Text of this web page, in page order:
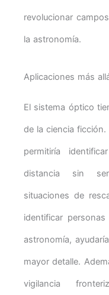
revolucionar
la astronomía.
Aplicaciones más
El sistema óptico
de la ciencia
permitiría
distancia sin
situaciones de
identificar
astronomía,
mayor detalle.
vigilancia